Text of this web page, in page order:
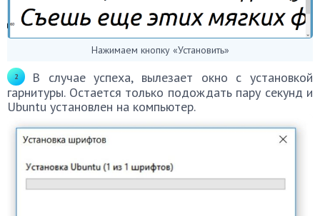
Нажимаем кнопку «Установить»
В случае успеха, вылезает окно с установкой
гарнитуры. Остается только подождать пару секунд и
Ubuntu установлен на компьютер.